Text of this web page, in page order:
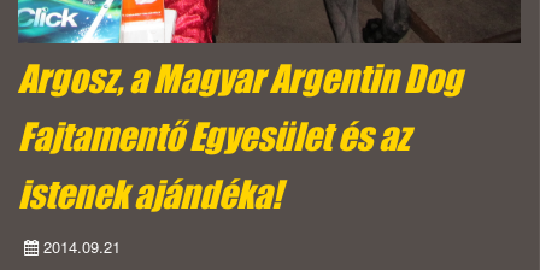
Argosz, a Magyar Argentin Dog
Fajtamentő Egyesület és az
istenek ajándéka!
2014.09.21